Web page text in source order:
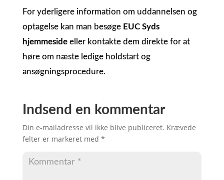
For yderligere information om uddannelsen og
optagelse kan man besøge EUC Syds
hjemmesideeller kontakte dem direkte for at
høre om næste ledige holdstart og
ansøgningsprocedure.
Indsend en kommentar
Din e-mailadresse vil ikke blive publiceret. Krævede
felter er markeret med *